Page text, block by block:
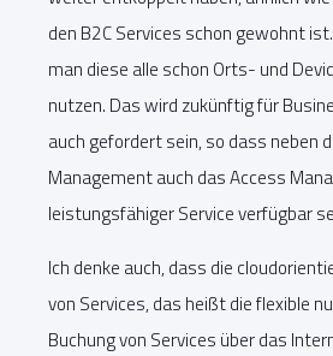
den B2C Services schon gewohnt
man diese alle schon Orts- und
nutzen. Das wird zukünftig für
auch gefordert sein, so dass neben
Management auch das Access
leistungsfähiger Service verfügbar
Ich denke auch, dass die
von Services, das heißt die flexible
Buchung von Services über das